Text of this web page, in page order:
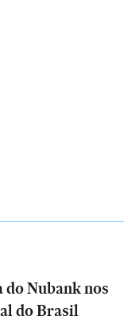
Nubank nos
do Brasil